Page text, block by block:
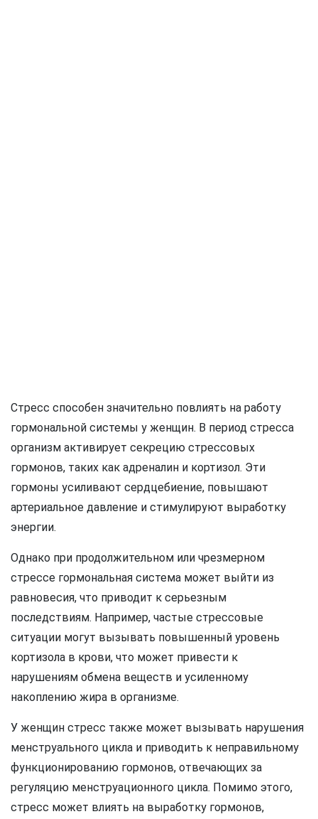
Стресс способен значительно повлиять на работу
гормональной системы у женщин. В период стресса
организм активирует секрецию стрессовых
гормонов, таких как адреналин и кортизол. Эти
гормоны усиливают сердцебиение, повышают
артериальное давление и стимулируют выработку
энергии.
Однако при продолжительном или чрезмерном
стрессе гормональная система может выйти из
равновесия, что приводит к серьезным
последствиям. Например, частые стрессовые
ситуации могут вызывать повышенный уровень
кортизола в крови, что может привести к
нарушениям обмена веществ и усиленному
накоплению жира в организме.
У женщин стресс также может вызывать нарушения
менструального цикла и приводить к неправильному
функционированию гормонов, отвечающих за
регуляцию менструационного цикла. Помимо этого,
стресс может влиять на выработку гормонов,